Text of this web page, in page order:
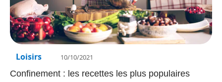
Loisirs 10/10/2021
Confinement : les recettes les plus populaires